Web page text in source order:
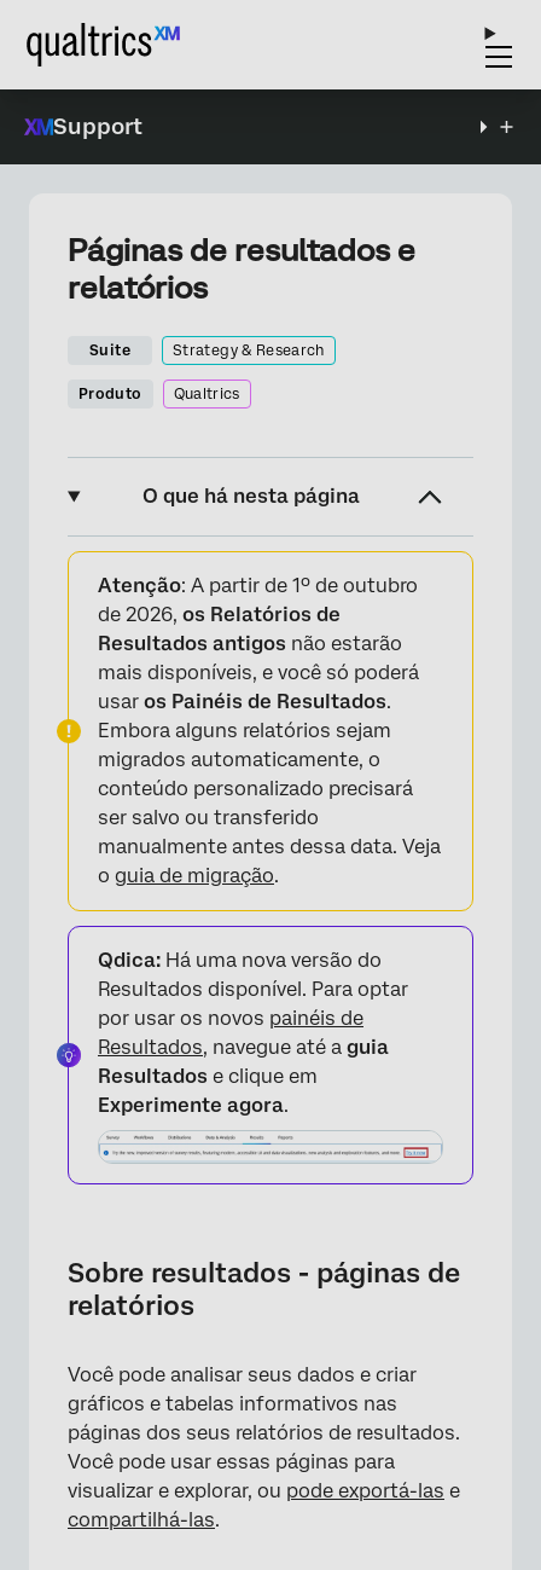
Support
Páginas de resultados e
relatórios
Suite Strategy & Research
Produto Qualtrics
O que há nesta página
Sobre resultados - páginas de relatórios
s personalizados vs. Pergunta
Criação de páginas personalizadas
Opções da página
Adição de visualizações
Adição de imagens e texto
Mover e gerenciar páginas
Perguntas frequentes
Atenção: A partir de 1º de outubro
de 2026, os Relatórios de
Resultados antigos não estarão
mais disponíveis, e você só poderá
usar os Painéis de Resultados.
Embora alguns relatórios sejam
migrados automaticamente, o
conteúdo personalizado precisará
ser salvo ou transferido
manualmente antes dessa data. Veja
o guia de migração.
Qdica: Há uma nova versão do
Resultados disponível. Para optar
por usar os novos painéis de
Resultados, navegue até a guia
Resultados e clique em
Experimente agora.
Sobre resultados - páginas de
relatórios
Você pode analisar seus dados e criar
gráficos e tabelas informativos nas
páginas dos seus relatórios de resultados.
Você pode usar essas páginas para
visualizar e explorar, ou pode exportá-las e
compartilhá-las.